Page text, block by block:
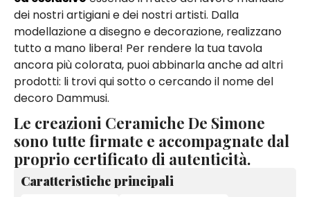
dei nostri artigiani e dei nostri artisti. Dalla
modellazione a disegno e decorazione, realizzano
tutto a mano libera! Per rendere la tua tavola
ancora più colorata, puoi abbinarla anche ad altri
prodotti: li trovi qui sotto o cercando il nome del
decoro Dammusi.
Le creazioni Ceramiche De Simone
sono tutte firmate e accompagnate dal
proprio certificato di autenticità.
Caratteristiche principali